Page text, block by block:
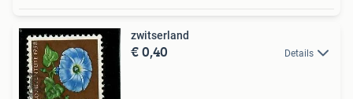
zwitserland
€ 0,40 Details